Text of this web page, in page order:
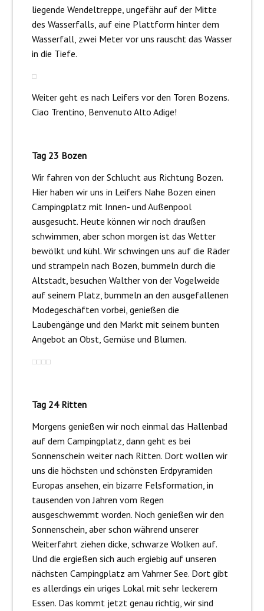
liegende Wendeltreppe, ungefähr auf der Mitte
des Wasserfalls, auf eine Plattform hinter dem
Wasserfall, zwei Meter vor uns rauscht das Wasser
in die Tiefe.
Weiter geht es nach Leifers vor den Toren Bozens.
Ciao Trentino, Benvenuto Alto Adige!
Tag 23 Bozen
Wir fahren von der Schlucht aus Richtung Bozen.
Hier haben wir uns in Leifers Nahe Bozen einen
Campingplatz mit Innen- und Außenpool
ausgesucht. Heute können wir noch draußen
schwimmen, aber schon morgen ist das Wetter
bewölkt und kühl. Wir schwingen uns auf die Räder
und strampeln nach Bozen, bummeln durch die
Altstadt, besuchen Walther von der Vogelweide
auf seinem Platz, bummeln an den ausgefallenen
Modegeschäften vorbei, genießen die
Laubengänge und den Markt mit seinem bunten
Angebot an Obst, Gemüse und Blumen.
Tag 24 Ritten
Morgens genießen wir noch einmal das Hallenbad
auf dem Campingplatz, dann geht es bei
Sonnenschein weiter nach Ritten. Dort wollen wir
uns die höchsten und schönsten Erdpyramiden
Europas ansehen, ein bizarre Felsformation, in
tausenden von Jahren vom Regen
ausgeschwemmt worden. Noch genießen wir den
Sonnenschein, aber schon während unserer
Weiterfahrt ziehen dicke, schwarze Wolken auf.
Und die ergießen sich auch ergiebig auf unseren
nächsten Campingplatz am Vahrner See. Dort gibt
es allerdings ein uriges Lokal mit sehr leckerem
Essen. Das kommt jetzt genau richtig, wir sind